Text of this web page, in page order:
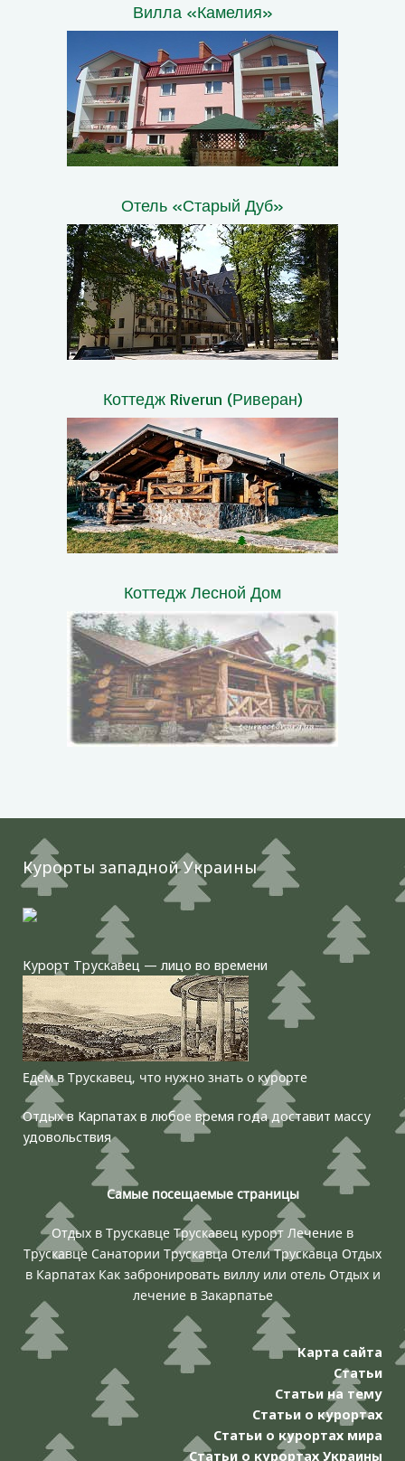
Вилла «Камелия»
Отель «Старый Дуб»
Коттедж Riverun (Риверан)
Коттедж Лесной Дом
Курорты западной Украины
Курорт Трускавец — лицо во времени
Едем в Трускавец, что нужно знать о курорте
Отдых в Карпатах в любое время года доставит массу
удовольствия
Самые посещаемые страницы
Отдых в Трускавце Трускавец курорт Лечение в
Трускавце Санатории Трускавца Отели Трускавца Отдых
в Карпатах Как забронировать виллу или отель Отдых и
лечение в Закарпатье
Карта сайта
Статьи
Статьи на тему
Статьи о курортах
Статьи о курортах мира
Статьи о курортах Украины